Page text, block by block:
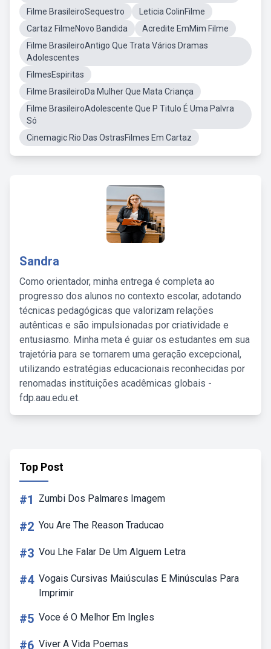
Filme BrasileiroSequestro
Leticia ColinFilme
Cartaz FilmeNovo Bandida
Acredite EmMim Filme
Filme BrasileiroAntigo Que Trata Vários Dramas
Adolescentes
FilmesEspiritas
Filme BrasileiroDa Mulher Que Mata Criança
Filme BrasileiroAdolescente Que P Titulo É Uma Palvra
Só
Cinemagic Rio Das OstrasFilmes Em Cartaz
Sandra
Como orientador, minha entrega é completa ao
progresso dos alunos no contexto escolar, adotando
técnicas pedagógicas que valorizam relações
autênticas e são impulsionadas por criatividade e
entusiasmo. Minha meta é guiar os estudantes em sua
trajetória para se tornarem uma geração excepcional,
utilizando estratégias educacionais reconhecidas por
renomadas instituições acadêmicas globais -
fdp.aau.edu.et.
Top Post
#1 Zumbi Dos Palmares Imagem
#2 You Are The Reason Traducao
#3 Vou Lhe Falar De Um Alguem Letra
#4 Vogais Cursivas Maiúsculas E Minúsculas Para
Imprimir
#5 Voce é O Melhor Em Ingles
#6 Viver A Vida Poemas